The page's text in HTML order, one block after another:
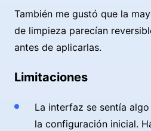
También me gustó que la
de limpieza parecían
antes de aplicarlas.
Limitaciones
La interfaz se sentía
la configuración inicial.